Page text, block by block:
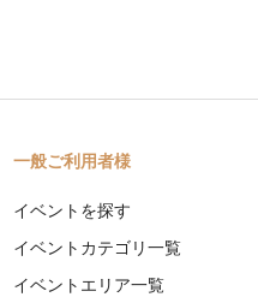
一般ご利用者様
イベントを探す
イベントカテゴリ一覧
イベントエリア一覧